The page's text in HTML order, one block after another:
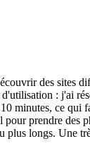
des sites
: j'ai
minutes, ce qui
pour prendre des
plus longs. Une